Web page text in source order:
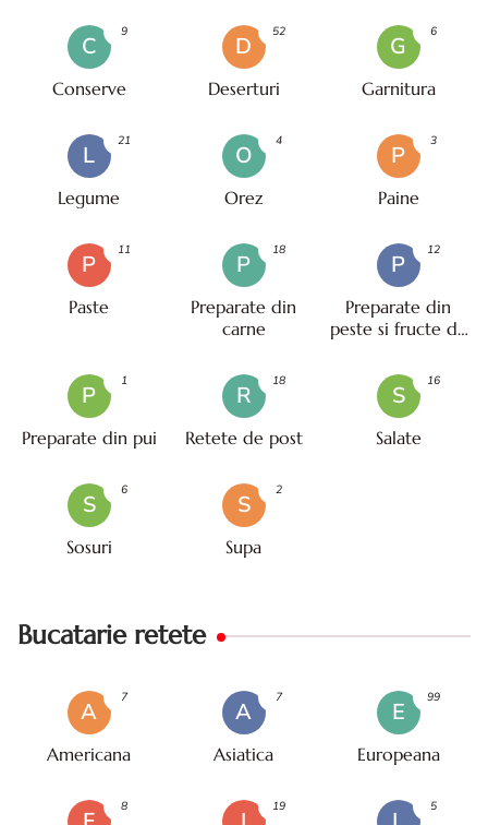
C
Conserve
9
D
Deserturi
52
G
Garnitura
6
L
Legume
21
O
Orez
4
P
Paine
3
P
Paste
11
P
Preparate din
carne
18
P
Preparate din
peste si fructe de
12
P
Preparate din pui
1
R
Retete de post
18
S
Salate
16
S
Sosuri
6
S
Supa
2
Bucatarie retete
A
Americana
7
A
Asiatica
7
E
Europeana
99
8 19 5